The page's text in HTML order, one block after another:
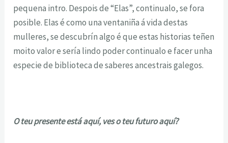
pequena intro. Despois de “Elas”, continualo, se fora
posible. Elas é como una ventaniña á vida destas
mulleres, se descubrín algo é que estas historias teñen
moito valor e sería lindo poder continualo e facer unha
especie de biblioteca de saberes ancestrais galegos.
O teu presente está aquí, ves o teu futuro aquí?